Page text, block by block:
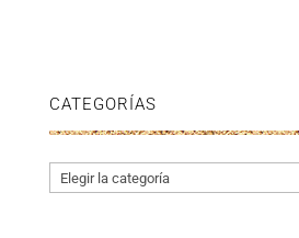
CATEGORÍAS
Categorías